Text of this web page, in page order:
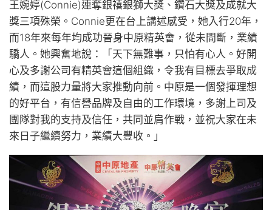
王婉婷(Connie)連奪銀禧銀獅大獎、鑽石大獎及成就大
獎三項殊榮。Connie更在台上講述感受，她入行20年，
而18年來每年均成功晉身中原精英會，從未間斷，業績
驕人。她興奮地說：「天下無難事，只怕有心人。好開
心及多謝公司有精英會這個組織，令我有目標去爭取成
績，而這股力量將大家推動向前。中原是一個發揮理想
的好平台，有信譽品牌及自由的工作環境，多謝上司及
團隊對我的支持及信任，共同並肩作戰，並祝大家在未
來日子繼續努力，業績大豐收。」